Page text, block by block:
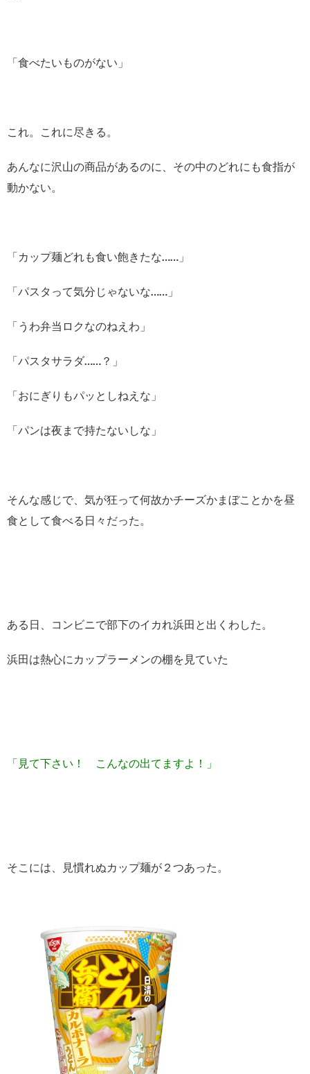
「食べたいものがない」
これ。これに尽きる。
あんなに沢山の商品があるのに、その中のどれにも食指が
動かない。
「カップ麺どれも食い飽きたな……」
「パスタって気分じゃないな……」
「うわ弁当ロクなのねえわ」
「パスタサラダ……？」
「おにぎりもパッとしねえな」
「パンは夜まで持たないしな」
そんな感じで、気が狂って何故かチーズかまぼことかを昼
食として食べる日々だった。
ある日、コンビニで部下のイカれ浜田と出くわした。
浜田は熱心にカップラーメンの棚を見ていた
「見て下さい！ こんなの出てますよ！」
そこには、見慣れぬカップ麺が２つあった。